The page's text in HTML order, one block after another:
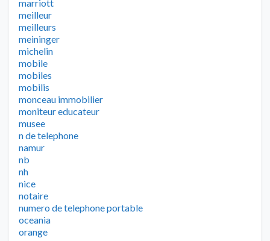
marriott
meilleur
meilleurs
meininger
michelin
mobile
mobiles
mobilis
monceau immobilier
moniteur educateur
musee
n de telephone
namur
nb
nh
nice
notaire
numero de telephone portable
oceania
orange